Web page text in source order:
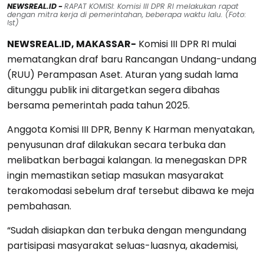
NEWSREAL.ID -RAPAT KOMISI: Komisi III DPR RI melakukan rapat
dengan mitra kerja di pemerintahan, beberapa waktu lalu. (Foto:
Ist)
NEWSREAL.ID, MAKASSAR- Komisi III DPR RI mulai
mematangkan draf baru Rancangan Undang-undang
(RUU) Perampasan Aset. Aturan yang sudah lama
ditunggu publik ini ditargetkan segera dibahas
bersama pemerintah pada tahun 2025.
Anggota Komisi III DPR, Benny K Harman menyatakan,
penyusunan draf dilakukan secara terbuka dan
melibatkan berbagai kalangan. Ia menegaskan DPR
ingin memastikan setiap masukan masyarakat
terakomodasi sebelum draf tersebut dibawa ke meja
pembahasan.
“Sudah disiapkan dan terbuka dengan mengundang
partisipasi masyarakat seluas-luasnya, akademisi,